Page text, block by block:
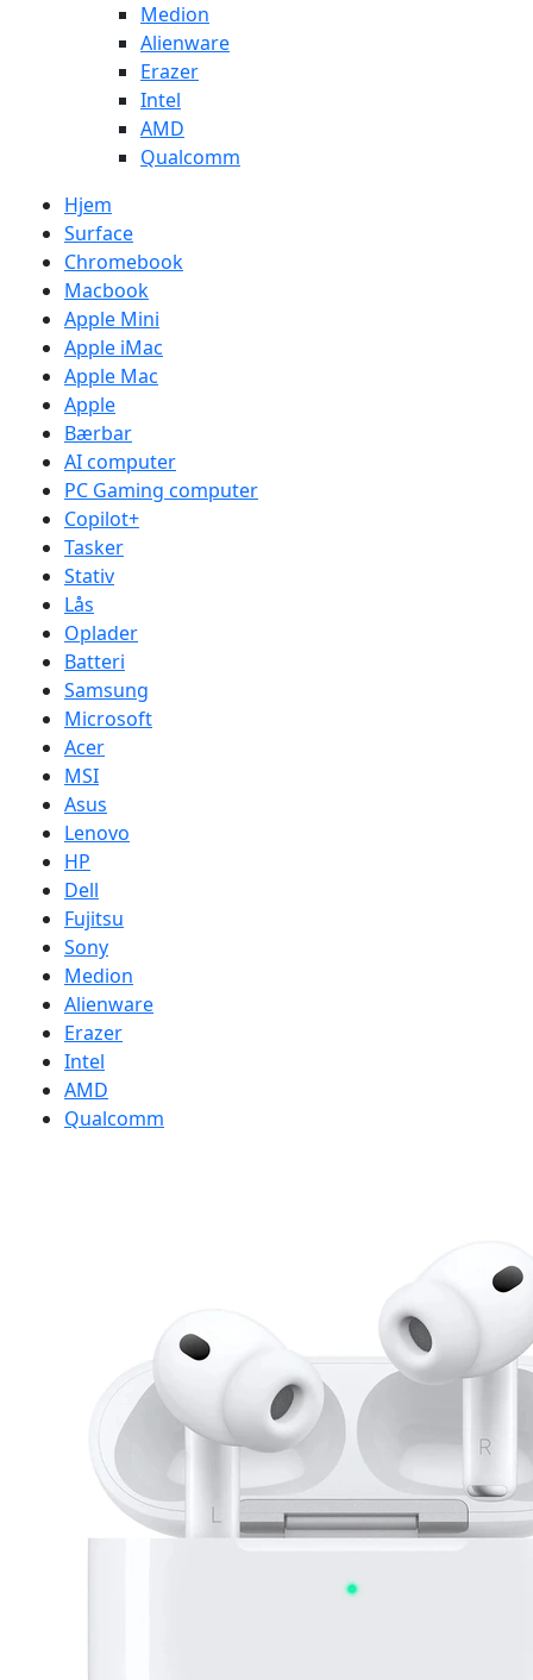
Medion
Alienware
Erazer
Intel
AMD
Qualcomm
Hjem
Surface
Chromebook
Macbook
Apple Mini
Apple iMac
Apple Mac
Apple
Bærbar
AI computer
PC Gaming computer
Copilot+
Tasker
Stativ
Lås
Oplader
Batteri
Samsung
Microsoft
Acer
MSI
Asus
Lenovo
HP
Dell
Fujitsu
Sony
Medion
Alienware
Erazer
Intel
AMD
Qualcomm